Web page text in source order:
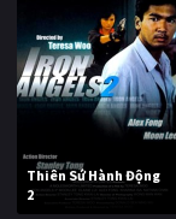
Thiên Sứ Hành Động
2